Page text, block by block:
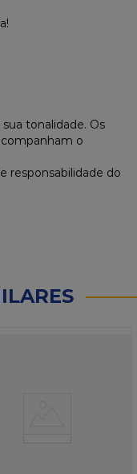
tonalidade. Os
o
responsabilidade do